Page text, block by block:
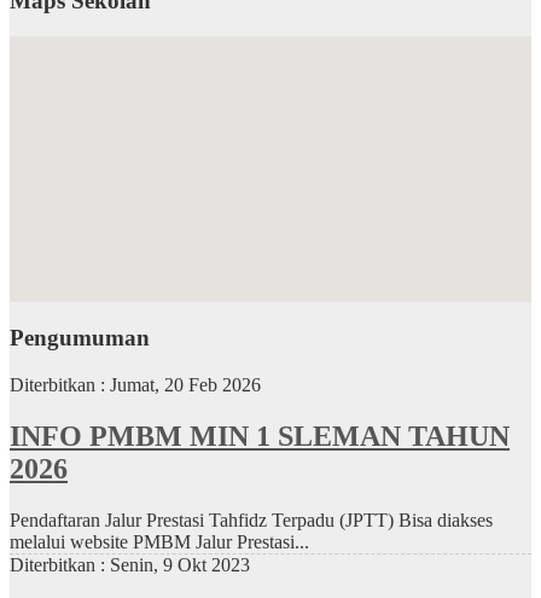
Pengumuman
Diterbitkan : Jumat, 20 Feb 2026
INFO PMBM MIN 1 SLEMAN TAHUN
2026
Pendaftaran Jalur Prestasi Tahfidz Terpadu (JPTT) Bisa diakses
melalui website PMBM Jalur Prestasi...
Diterbitkan : Senin, 9 Okt 2023